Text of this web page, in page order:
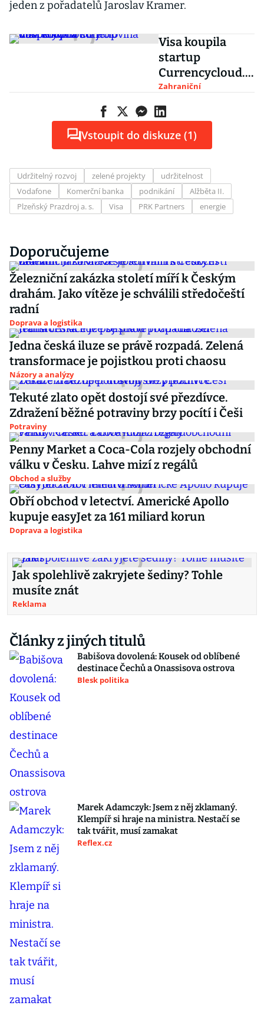
jeden z pořadatelů Jaroslav Kramer.
Visa koupila
startup
Currencycloud.
Polovina
dospělých v EU
je naočkována
Zahraniční
Vstoupit do diskuze (1)
Udržitelný rozvoj zelené projekty
udržitelnost
Vodafone
Komerční banka podnikání
Alžběta II.
Plzeňský Prazdroj a. s.
Visa PRK Partners energie
Doporučujeme
Železniční zakázka století míří k Českým
drahám. Jako vítěze je schválili středočeští
radní
Doprava a logistika
Jedna česká iluze se právě rozpadá. Zelená
transformace je pojistkou proti chaosu
Názory a analýzy
Tekuté zlato opět dostojí své přezdívce.
Zdražení běžné potraviny brzy pocítí i Češi
Potraviny
Penny Market a Coca-Cola rozjely obchodní
válku v Česku. Lahve mizí z regálů
Obchod a služby
Obří obchod v letectví. Americké Apollo
kupuje easyJet za 161 miliard korun
Doprava a logistika
Jak spolehlivě zakryjete šediny? Tohle
musíte znát
Reklama
Články z jiných titulů
Babišova dovolená: Kousek od oblíbené
destinace Čechů a Onassisova ostrova
Blesk politika
Marek Adamczyk: Jsem z něj zklamaný.
Klempíř si hraje na ministra. Nestačí se
tak tvářit, musí zamakat
Reflex.cz